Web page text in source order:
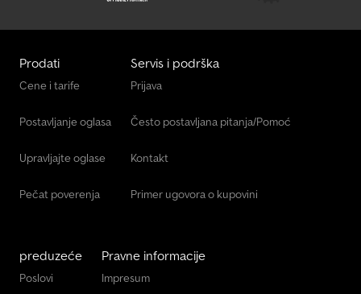
Prodati
Cene i tarife
Postavljanje oglasa
Upravljajte oglase
Pečat poverenja
Servis i podrška
Prijava
Često postavljana pitanja/Pomoć
Kontakt
Primer ugovora o kupovini
preduzeće
Poslovi
Pravne informacije
Impresum